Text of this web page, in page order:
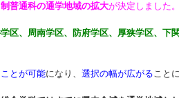
普通科の通学地域の拡大が決定しました
区、周南学区、防府学区、厚狭学区、下
とが可能になり、 選択の幅が広がること